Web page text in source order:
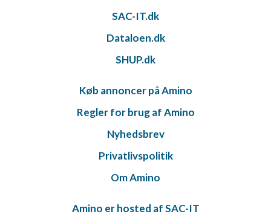
SAC-IT.dk
Dataloen.dk
SHUP.dk
Køb annoncer på Amino
Regler for brug af Amino
Nyhedsbrev
Privatlivspolitik
Om Amino
Amino er hosted af SAC-IT